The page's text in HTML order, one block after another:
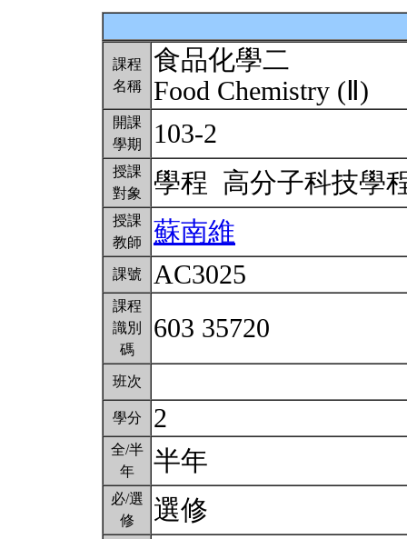
課程
名稱
食品化學二
Food Chemistry (Ⅱ)
開課
學期
103-2
授課
對象
學程 高分子科技學
授課
教師
蘇南維
課號 AC3025
課程
識別
碼
603 35720
班次
學分 2
全/半
年
半年
必/選
修
選修